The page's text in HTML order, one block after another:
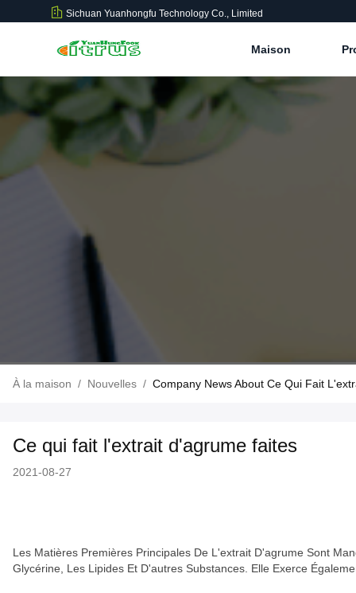
Sichuan Yuanhongfu Technology Co., Limited
Maison
À la maison / Nouvelles / Company News About Ce Qui Fait
Ce qui fait l'extrait d'agrume faites
2021-08-27
Les Matières Premières Principales De L'extrait D'agrume Sont
Glycérine, Les Lipides Et D'autres Substances. Elle Exerce